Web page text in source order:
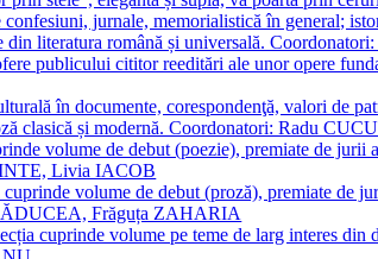
jurnale, memorialistică în general;
din literatura română și universală.
publicului cititor reeditări ale unor opere
în documente, corespondenţă, valori
clasică și modernă. Coordonatori: Radu
volume de debut (poezie), premiate de jurii
Livia IACOB
volume de debut (proză), premiate de
Frăguța ZAHARIA
cuprinde volume pe teme de larg interes